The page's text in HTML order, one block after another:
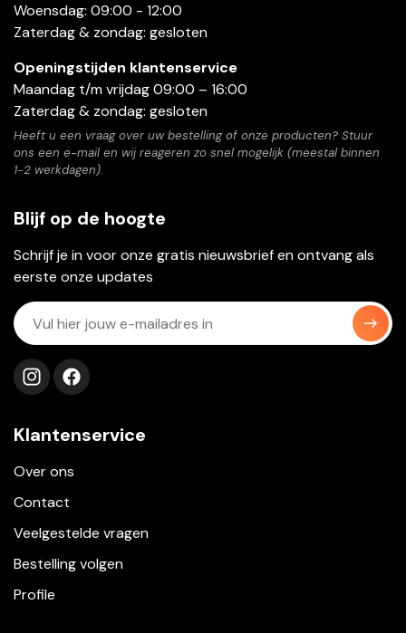
Woensdag: 09:00 - 12:00
Zaterdag & zondag: gesloten
Openingstijden klantenservice
Maandag t/m vrijdag 09:00 – 16:00
Zaterdag & zondag: gesloten
Heeft u een vraag over uw bestelling of onze producten? Stuur
ons een e-mail en wij reageren zo snel mogelijk (meestal binnen
1-2 werkdagen).
Blijf op de hoogte
Schrijf je in voor onze gratis nieuwsbrief en ontvang als
eerste onze updates
Volg ons op instagram
Volg ons op facebook
Klantenservice
Over ons
Contact
Veelgestelde vragen
Bestelling volgen
Profile